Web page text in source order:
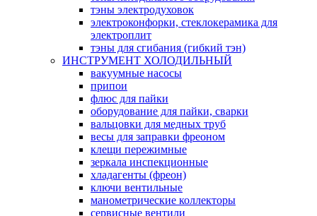
тэны электродуховок
электроконфорки, стеклокерамика для
электроплит
тэны для сгибания (гибкий тэн)
ИНСТРУМЕНТ ХОЛОДИЛЬНЫЙ
вакуумные насосы
припои
флюс для пайки
оборудование для пайки, сварки
вальцовки для медных труб
весы для заправки фреоном
клещи пережимные
зеркала инспекционные
хладагенты (фреон)
ключи вентильные
манометрические коллекторы
сервисные вентили